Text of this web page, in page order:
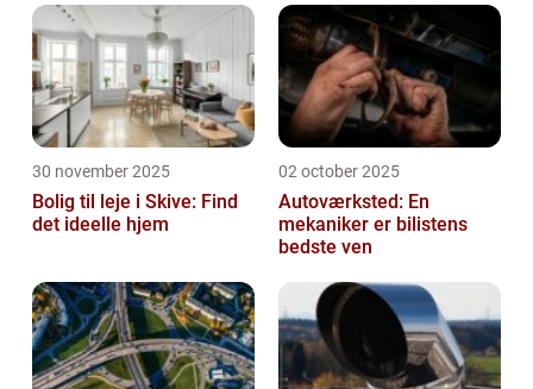
30 november 2025
Bolig til leje i Skive: Find
det ideelle hjem
02 october 2025
Autoværksted: En
mekaniker er bilistens
bedste ven